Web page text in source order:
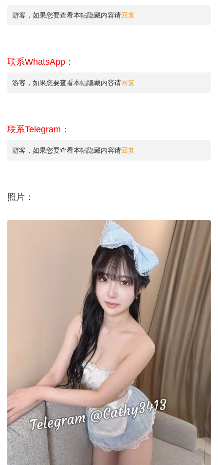
游客，如果您要查看本帖隐藏内容请回复
联系WhatsApp：
游客，如果您要查看本帖隐藏内容请回复
联系Telegram：
游客，如果您要查看本帖隐藏内容请回复
照片：